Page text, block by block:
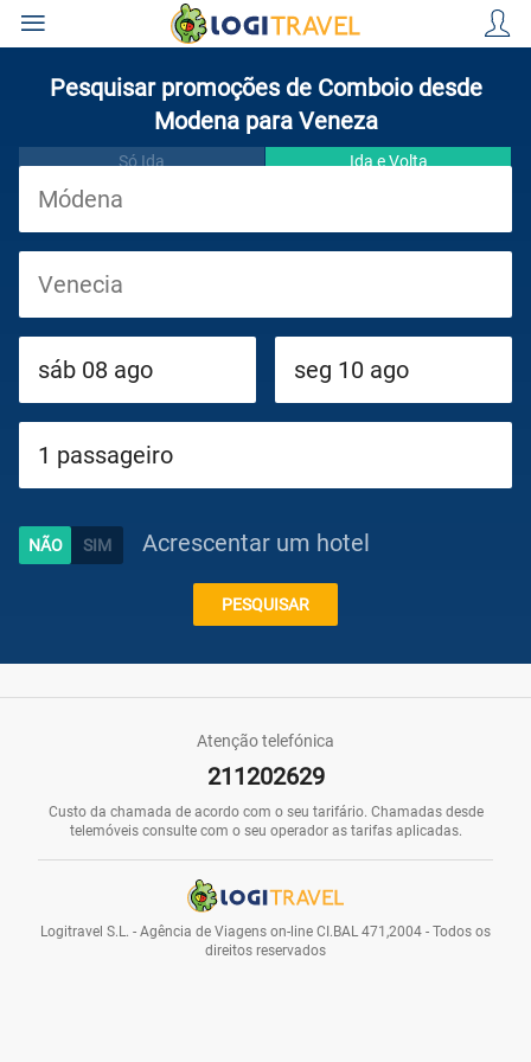
Cruzeiros
Circuitos
Caraíbas
Pesquisar promoções de Comboio desde
Modena para Veneza
Só Ida Ida e Volta
Acrescentar um hotel
PESQUISAR
Atenção telefónica
211202629
Custo da chamada de acordo com o seu tarifário. Chamadas desde
telemóveis consulte com o seu operador as tarifas aplicadas.
Logitravel S.L. - Agência de Viagens on-line CI.BAL 471,2004 - Todos os
direitos reservados